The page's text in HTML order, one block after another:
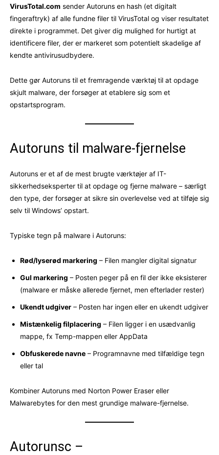
VirusTotal.com sender Autoruns en hash (et digitalt
fingeraftryk) af alle fundne filer til VirusTotal og viser resultatet
direkte i programmet. Det giver dig mulighed for hurtigt at
identificere filer, der er markeret som potentielt skadelige af
kendte antivirusudbydere.
Dette gør Autoruns til et fremragende værktøj til at opdage
skjult malware, der forsøger at etablere sig som et
opstartsprogram.
Autoruns til malware-fjernelse
Autoruns er et af de mest brugte værktøjer af IT-
sikkerhedseksperter til at opdage og fjerne malware – særligt
den type, der forsøger at sikre sin overlevelse ved at tilføje sig
selv til Windows’ opstart.
Typiske tegn på malware i Autoruns:
Rød/lyserød markering – Filen mangler digital signatur
Gul markering – Posten peger på en fil der ikke eksisterer
(malware er måske allerede fjernet, men efterlader rester)
Ukendt udgiver – Posten har ingen eller en ukendt udgiver
Mistænkelig filplacering – Filen ligger i en usædvanlig
mappe, fx Temp-mappen eller AppData
Obfuskerede navne – Programnavne med tilfældige tegn
eller tal
Kombiner Autoruns med Norton Power Eraser eller
Malwarebytes for den mest grundige malware-fjernelse.
Autorunsc –